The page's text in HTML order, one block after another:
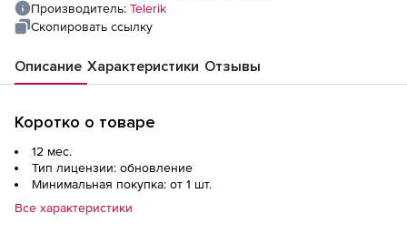
Производитель: Telerik
Скопировать ссылку
Описание Характеристики Отзывы
Коротко о товаре
12 мес.
Тип лицензии: обновление
Минимальная покупка: от 1 шт.
Все характеристики